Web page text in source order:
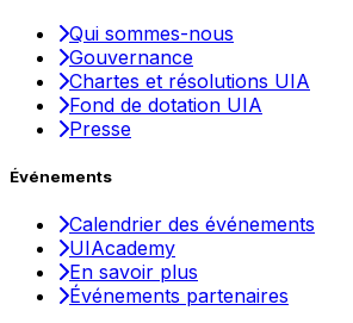
Qui sommes-nous
Gouvernance
Chartes et résolutions UIA
Fond de dotation UIA
Presse
Événements
Calendrier des événements
UIAcademy
En savoir plus
Événements partenaires